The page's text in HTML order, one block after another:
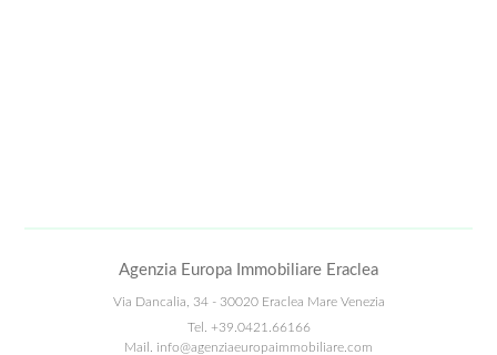
Agenzia Europa Immobiliare Eraclea
Via Dancalia, 34 - 30020 Eraclea Mare Venezia
Tel.
+39.0421.66166
Mail. info@agenziaeuropaimmobiliare.com